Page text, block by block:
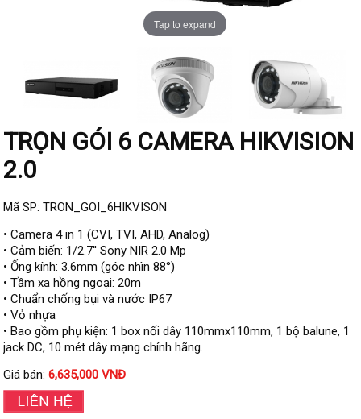
Đầu ghi IP Visionhitech
Camera HIKVISION
Camera Dahua
Camera Visionhitech
Camera KBVISION
Camera HDParagon
Đầu ghi Analog
Đầu ghi HDParagon
Đầu ghi HIKVISION
Đầu ghi Visionhitech
Đầu ghi Dahua
Tap to expand
TRỌN GÓI 6 CAMERA HIKVISION
2.0
Mã SP: TRON_GOI_6HIKVISON
• Camera 4 in 1 (CVI, TVI, AHD, Analog)
• Cảm biến: 1/2.7'' Sony NIR 2.0 Mp
• Ống kính: 3.6mm (góc nhìn 88°)
• Tầm xa hồng ngoại: 20m
• Chuẩn chống bụi và nước IP67
• Vỏ nhựa
• Bao gồm phụ kiện: 1 box nối dây 110mmx110mm, 1 bộ balune, 1
jack DC, 10 mét dây mạng chính hãng.
Giá bán:6,635,000 VNĐ